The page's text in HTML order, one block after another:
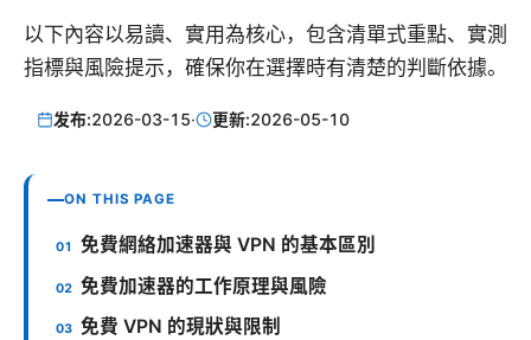
以下內容以易讀、實用為核心，包含清單式重點、實測
指標與風險提示，確保你在選擇時有清楚的判斷依據。
发布:2026-03-15· 更新:2026-05-10
ON THIS PAGE
免費網絡加速器與 VPN 的基本區別
免費加速器的工作原理與風險
免費 VPN 的現狀與限制